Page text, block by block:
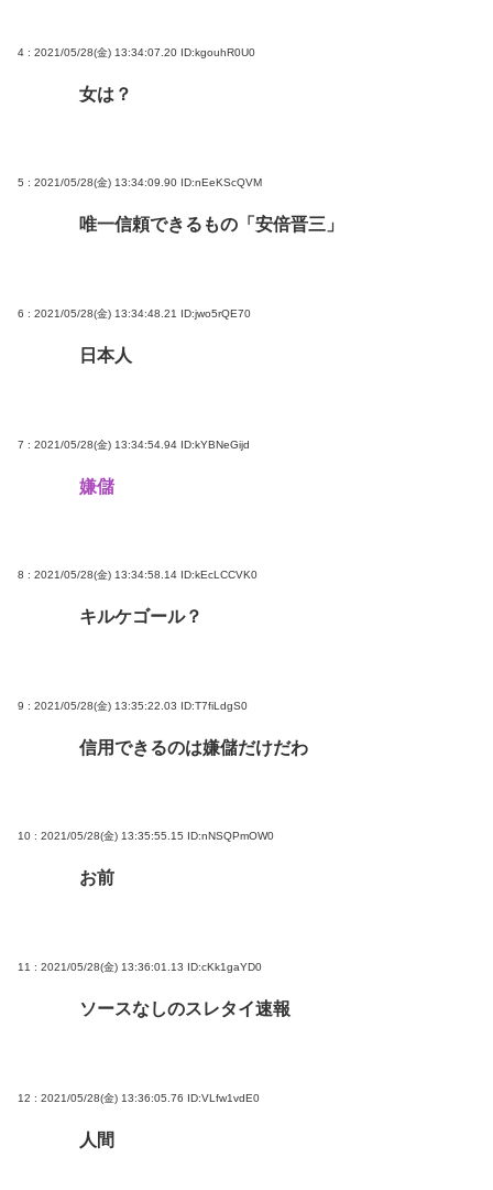
4 : 2021/05/28(金) 13:34:07.20 ID:kgouhR0U0
女は？
5 : 2021/05/28(金) 13:34:09.90 ID:nEeKScQVM
唯一信頼できるもの「安倍晋三」
6 : 2021/05/28(金) 13:34:48.21 ID:jwo5rQE70
日本人
7 : 2021/05/28(金) 13:34:54.94 ID:kYBNeGijd
嫌儲
8 : 2021/05/28(金) 13:34:58.14 ID:kEcLCCVK0
キルケゴール？
9 : 2021/05/28(金) 13:35:22.03 ID:T7fiLdgS0
信用できるのは嫌儲だけだわ
10 : 2021/05/28(金) 13:35:55.15 ID:nNSQPmOW0
お前
11 : 2021/05/28(金) 13:36:01.13 ID:cKk1gaYD0
ソースなしのスレタイ速報
12 : 2021/05/28(金) 13:36:05.76 ID:VLfw1vdE0
人間